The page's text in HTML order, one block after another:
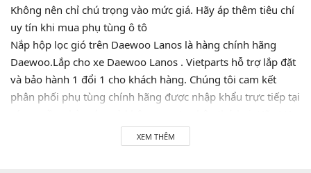
Không nên chỉ chú trọng vào mức giá. Hãy áp thêm tiêu chí
uy tín khi mua phụ tùng ô tô
Nắp hộp lọc gió trên Daewoo Lanos là hàng chính hãng
Daewoo.Lắp cho xe Daewoo Lanos . Vietparts hỗ trợ lắp đặt
và bảo hành 1 đổi 1 cho khách hàng. Chúng tôi cam kết
phân phối phụ tùng chính hãng được nhập khẩu trực tiếp tại
0945333777 để được tư vấn và hỗ trợ 24/7. Vietparts luôn
luôn sẵn sàng phục vụ quý khách!
XEM THÊM